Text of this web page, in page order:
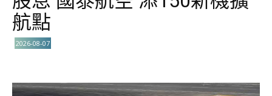
航點
2026-08-07